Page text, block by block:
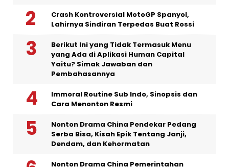
Crash Kontroversial MotoGP Spanyol,
Lahirnya Sindiran Terpedas Buat Rossi
Berikut Ini yang Tidak Termasuk Menu
yang Ada di Aplikasi Human Capital
Yaitu? Simak Jawaban dan
Pembahasannya
Immoral Routine Sub Indo, Sinopsis dan
Cara Menonton Resmi
Nonton Drama China Pendekar Pedang
Serba Bisa, Kisah Epik Tentang Janji,
Dendam, dan Kehormatan
Nonton Drama China Pemerintahan